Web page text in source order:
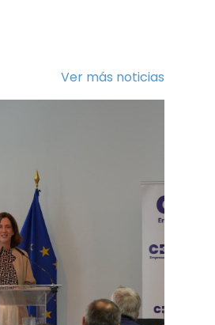
Ver más noticias